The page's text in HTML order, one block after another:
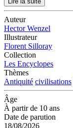
Auteur
Hector Wenzel
Illustrateur
Florent Silloray
Collection
Les Encyclopes
Thèmes
Antiquité civilisations
Âge
À partir de 10 ans
Date de parution
18/08/2026